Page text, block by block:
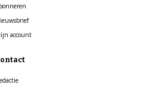
account